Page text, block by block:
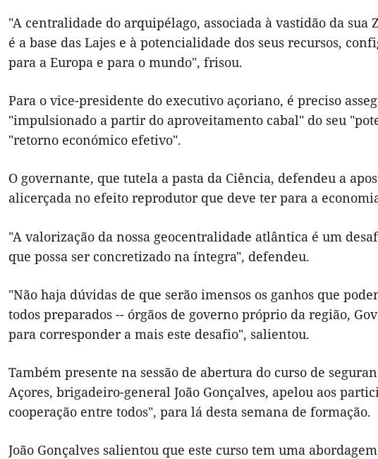
"A centralidade do arquipélago, associada à vastidão da
é a base das Lajes e à potencialidade dos seus recursos,
para a Europa e para o mundo", frisou.
Para o vice-presidente do executivo açoriano, é preciso
"impulsionado a partir do aproveitamento cabal" do seu
"retorno económico efetivo".
O governante, que tutela a pasta da Ciência, defendeu a
alicerçada no efeito reprodutor que deve ter para a
"A valorização da nossa geocentralidade atlântica é um
que possa ser concretizado na íntegra", defendeu.
"Não haja dúvidas de que serão imensos os ganhos que
todos preparados -- órgãos de governo próprio da região,
para corresponder a mais este desafio", salientou.
Também presente na sessão de abertura do curso de
Açores, brigadeiro-general João Gonçalves, apelou aos
cooperação entre todos", para lá desta semana de formação.
João Gonçalves salientou que este curso tem uma